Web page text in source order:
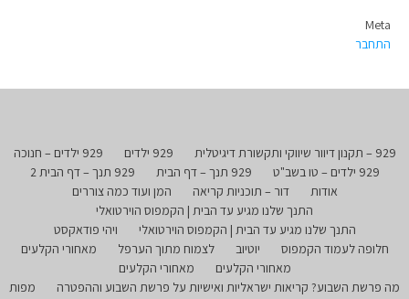
Meta
התחבר
929 – תקנון דיוור שיווקי ותקשורת דיגיטלית 929 ילדים
929 ילדים – חנוכה
929 ילדים – טו בשב"ט
929 תנך – דף הבית
929 תנך – דף הבית 2
אודות
דור – תוכניות קריאה
המן ועוד כמה צוררים
התנך שלנו מגיע עד הבית | הקמפוס הוירטואלי
התנך שלנו מגיע עד הבית | הקמפוס הוירטואלי
ויהי פודאקסט
חלופה לעמוד הקמפוס
יוטיוב לצמוח מתוך הערפל
מאחורי הקלעים
מאחורי הקלעים
מאחורי הקלעים
מה פרשת השבוע? קריאות ישראליות ואישיות על פרשת השבוע וההפטרה
מפות